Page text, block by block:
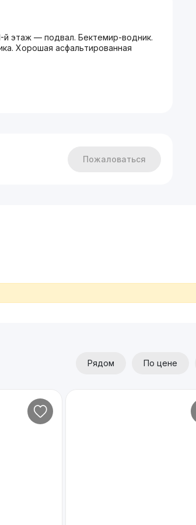
й этаж — подвал. Бектемир-водник.
Хорошая асфальтированная
Пожаловаться
Рядом По цене